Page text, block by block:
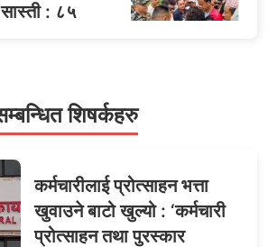
सास्ती : ८५
भएका
लोकसेवा
शिषर्कहरु
कर्मचारीलाई प्रोत्साहन भत्ता
खुवाउने बाटो खुल्यो : ‘कर्मचारी
प्रोत्साहन तथा पुरस्कार